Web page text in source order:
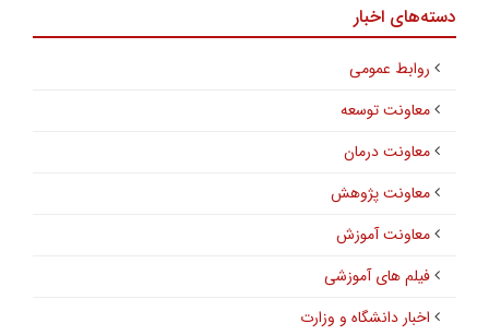
دسته‌های اخبار
روابط عمومی
معاونت توسعه
معاونت درمان
معاونت پژوهش
معاونت آموزش
فیلم های آموزشی
اخبار دانشگاه و وزارت